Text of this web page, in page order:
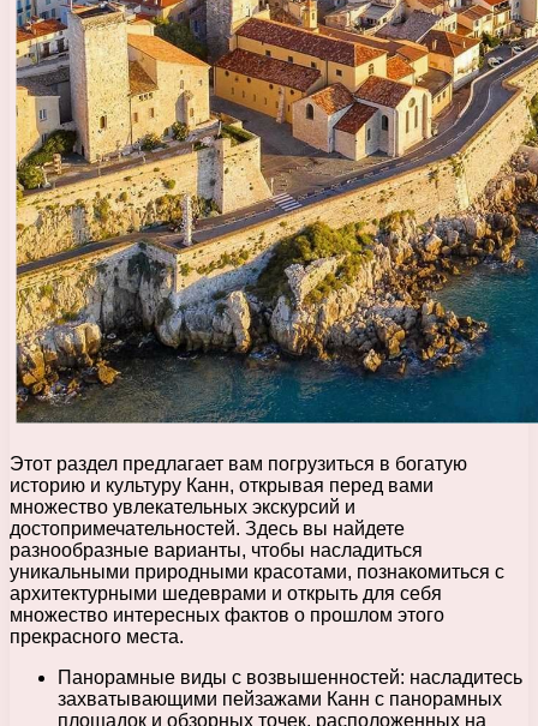
Этот раздел предлагает вам погрузиться в богатую
историю и культуру Канн, открывая перед вами
множество увлекательных экскурсий и
достопримечательностей. Здесь вы найдете
разнообразные варианты, чтобы насладиться
уникальными природными красотами, познакомиться с
архитектурными шедеврами и открыть для себя
множество интересных фактов о прошлом этого
прекрасного места.
Панорамные виды с возвышенностей: насладитесь
захватывающими пейзажами Канн с панорамных
площадок и обзорных точек, расположенных на